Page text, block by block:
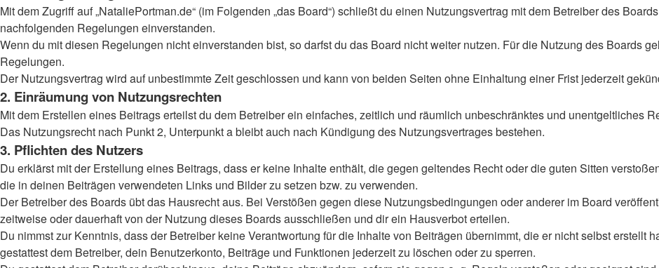
Mit dem Zugriff auf „NataliePortman.de“ (im Folgenden „das Board“) schließt du einen Nutzungsvertrag mit dem Betreiber des
nachfolgenden Regelungen einverstanden.
Wenn du mit diesen Regelungen nicht einverstanden bist, so darfst du das Board nicht weiter nutzen. Für die Nutzung des Boards
Regelungen.
Der Nutzungsvertrag wird auf unbestimmte Zeit geschlossen und kann von beiden Seiten ohne Einhaltung einer Frist jederzeit
2. Einräumung von Nutzungsrechten
Mit dem Erstellen eines Beitrags erteilst du dem Betreiber ein einfaches, zeitlich und räumlich unbeschränktes und unentgeltliches
Das Nutzungsrecht nach Punkt 2, Unterpunkt a bleibt auch nach Kündigung des Nutzungsvertrages bestehen.
3. Pflichten des Nutzers
Du erklärst mit der Erstellung eines Beitrags, dass er keine Inhalte enthält, die gegen geltendes Recht oder die guten Sitten
die in deinen Beiträgen verwendeten Links und Bilder zu setzen bzw. zu verwenden.
Der Betreiber des Boards übt das Hausrecht aus. Bei Verstößen gegen diese Nutzungsbedingungen oder anderer im Board
zeitweise oder dauerhaft von der Nutzung dieses Boards ausschließen und dir ein Hausverbot erteilen.
Du nimmst zur Kenntnis, dass der Betreiber keine Verantwortung für die Inhalte von Beiträgen übernimmt, die er nicht selbst erstellt
gestattest dem Betreiber, dein Benutzerkonto, Beiträge und Funktionen jederzeit zu löschen oder zu sperren.